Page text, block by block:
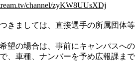
channel/zyKW8UUsXDj
きましては、直接選手の所属団体等
望の場合は、事前にキャンパスへの
、車種、ナンバーを予め広報課まで